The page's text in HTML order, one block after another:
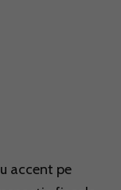
accent pe